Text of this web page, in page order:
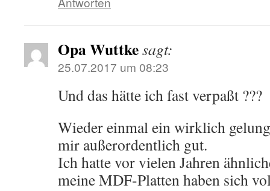
Opa Wuttkesagt:
25.07.2017 um 08:23
Und das hätte ich fast verpaßt ???
Wieder einmal ein wirklich
mir außerordentlich gut.
Ich hatte vor vielen Jahren
meine MDF-Platten haben sich